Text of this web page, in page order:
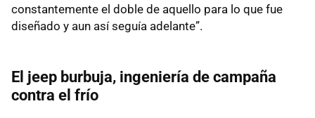
constantemente el doble de aquello para lo que fue
diseñado y aun así seguía adelante”.
El jeep burbuja, ingeniería de campaña
contra el frío